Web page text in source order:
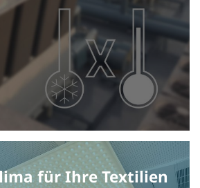
für Ihre Textilien